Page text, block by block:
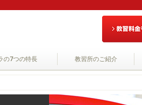
の7つの特長 教習所のご紹介